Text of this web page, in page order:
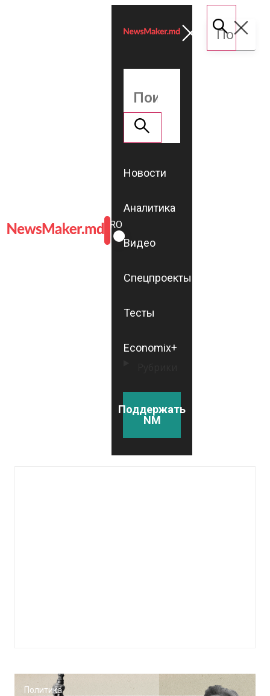
ROMÂNĂ
RU
Новости
Аналитика
Видео
Спецпроекты
Тесты
Economix+
Поддержать
NM
Политика